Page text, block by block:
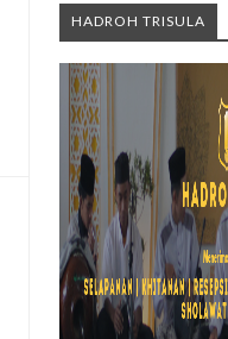
HADROH TRISULA